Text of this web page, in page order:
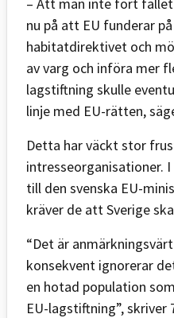
nu på att EU funderar
habitatdirektivet och
av varg och införa mer
lagstiftning skulle
linje med EU-rätten,
Detta har väckt stor
intresseorganisationer.
till den svenska EU-
kräver de att Sverige
“Det är
konsekvent ignorerar
en hotad population
EU-lagstiftning”, skriver